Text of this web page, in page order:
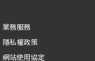
業務服務
隱私權政策
網站使用協定